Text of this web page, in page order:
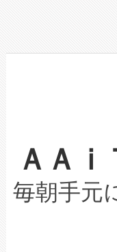
上げおよ
設備整備
加組織は
選定され
取得でき
設には、
最高経営
す。「当
ームを利
増加して
る電力網
事業者の
系統連系
限を超え
持できる
ービスレ
テリー性
念は、現
リューシ
したAvia
狭視野の
ケーブル
なレーザ
な環境下
キロメー
LiDAR for
は1535
ＡＡ
毎朝手元